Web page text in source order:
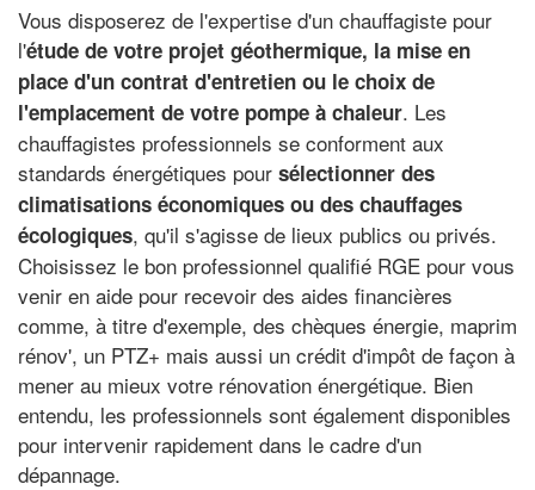
Vous disposerez de l'expertise d'un chauffagiste pour
l'étude de votre projet géothermique, la mise en
place d'un contrat d'entretien ou le choix de
l'emplacement de votre pompe à chaleur. Les
chauffagistes professionnels se conforment aux
standards énergétiques pour sélectionner des
climatisations économiques ou des chauffages
écologiques, qu'il s'agisse de lieux publics ou privés.
Choisissez le bon professionnel qualifié RGE pour vous
venir en aide pour recevoir des aides financières
comme, à titre d'exemple, des chèques énergie, maprim
rénov', un PTZ+ mais aussi un crédit d'impôt de façon à
mener au mieux votre rénovation énergétique. Bien
entendu, les professionnels sont également disponibles
pour intervenir rapidement dans le cadre d'un
dépannage.